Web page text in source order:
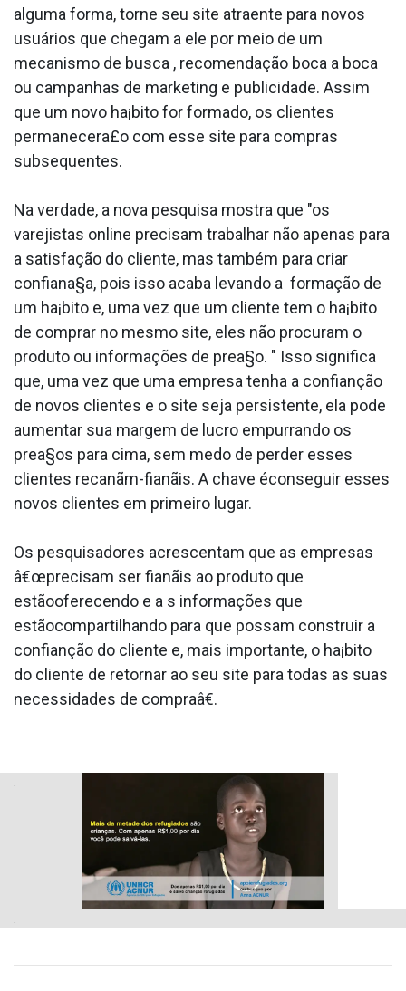
alguma forma, torne seu site atraente para novos
usuários que chegam a ele por meio de um
mecanismo de busca , recomendação boca a boca
ou campanhas de marketing e publicidade. Assim
que um novo ha¡bito for formado, os clientes
permanecera£o com esse site para compras
subsequentes.
Na verdade, a nova pesquisa mostra que "os
varejistas online precisam trabalhar não apenas para
a satisfação do cliente, mas também para criar
confiana§a, pois isso acaba levando a formação de
um ha¡bito e, uma vez que um cliente tem o ha¡bito
de comprar no mesmo site, eles não procuram o
produto ou informações de prea§o. " Isso significa
que, uma vez que uma empresa tenha a confianção
de novos clientes e o site seja persistente, ela pode
aumentar sua margem de lucro empurrando os
prea§os para cima, sem medo de perder esses
clientes recanãm-fianãis. A chave éconseguir esses
novos clientes em primeiro lugar.
Os pesquisadores acrescentam que as empresas
â€œprecisam ser fianãis ao produto que
estãooferecendo e a s informações que
estãocompartilhando para que possam construir a
confianção do cliente e, mais importante, o ha¡bito
do cliente de retornar ao seu site para todas as suas
necessidades de compraâ€.